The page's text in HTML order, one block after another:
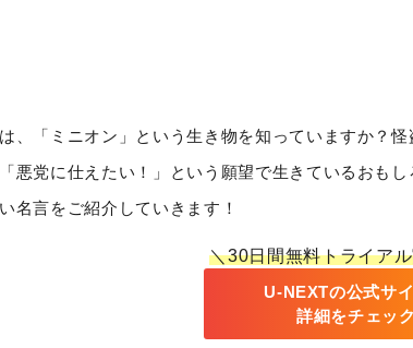
、「ミニオン」という生き物を知っていますか？
悪党に仕えたい！」という願望で生きているおも
名言をご紹介していきます！
＼30日間無料トライア
U-NEXTの公式サ
詳細をチェック